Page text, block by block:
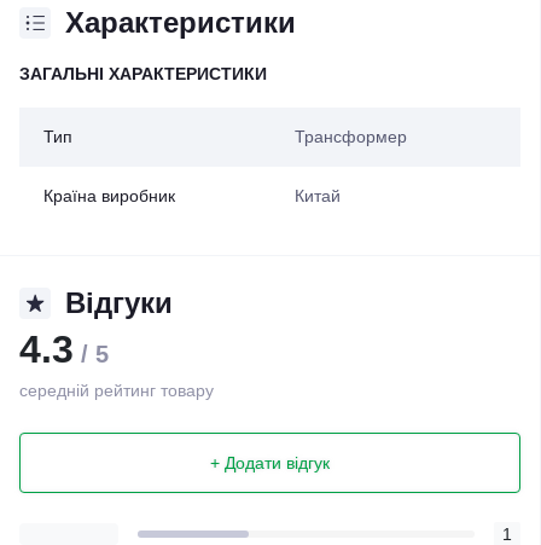
Характеристики
ЗАГАЛЬНІ ХАРАКТЕРИСТИКИ
Тип Трансформер
Країна виробник Китай
Відгуки
4.3 / 5
середній рейтинг товару
+ Додати відгук
1